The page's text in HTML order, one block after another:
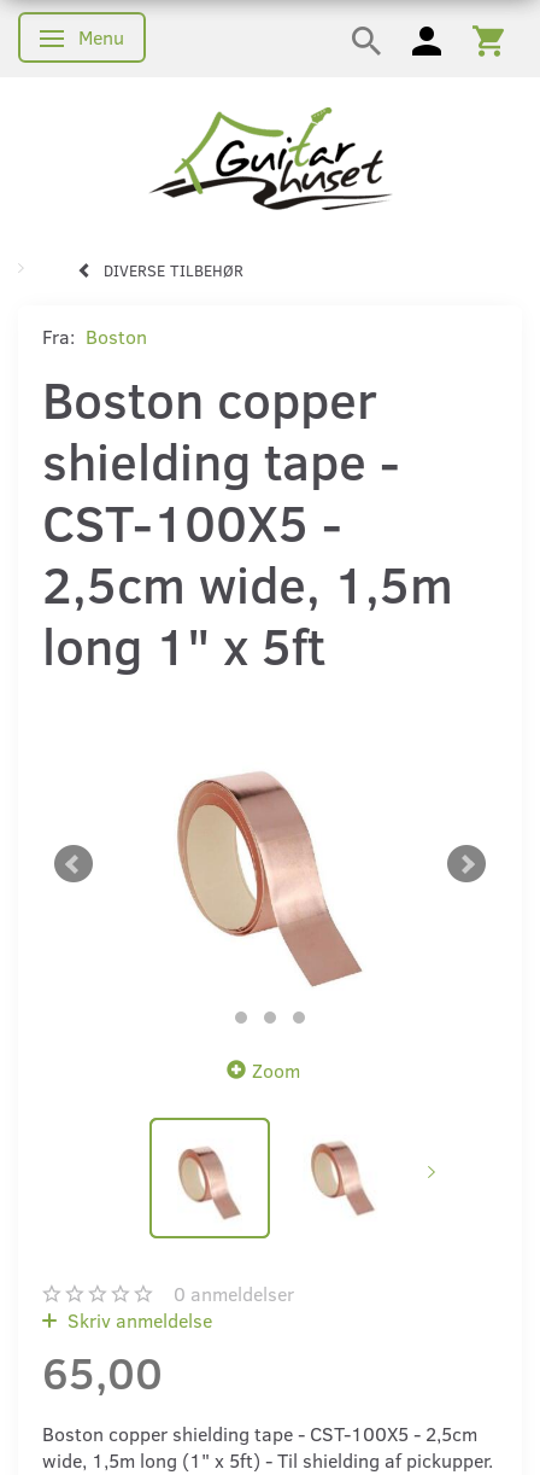
Skifte navigation
Menu
DIVERSE TILBEHØR
Fra: Boston
Boston copper
shielding tape -
CST-100X5 -
2,5cm wide, 1,5m
long 1" x 5ft
Zoom
0 anmeldelser
Skriv anmeldelse
65,00
Boston copper shielding tape - CST-100X5 - 2,5cm
wide, 1,5m long (1" x 5ft) - Til shielding af pickupper.